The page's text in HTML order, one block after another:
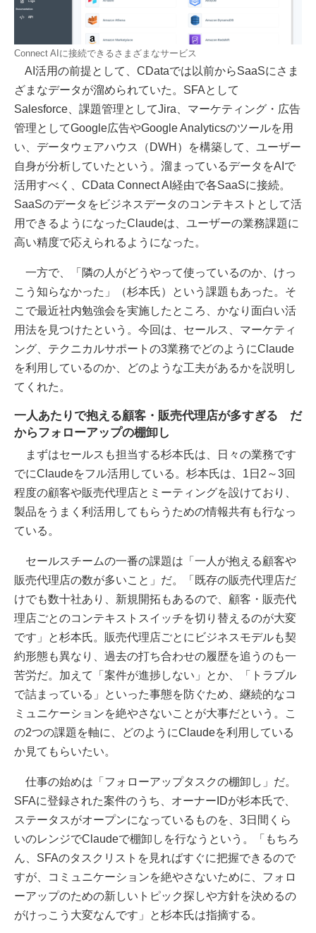
Connect AIに接続できるさまざまなサービス
AI活用の前提として、CDataでは以前からSaaSにさま
ざまなデータが溜められていた。SFAとして
Salesforce、課題管理としてJira、マーケティング・広告
管理としてGoogle広告やGoogle Analyticsのツールを用
い、データウェアハウス（DWH）を構築して、ユーザー
自身が分析していたという。溜まっているデータをAIで
活用すべく、CData Connect AI経由で各SaaSに接続。
SaaSのデータをビジネスデータのコンテキストとして活
用できるようになったClaudeは、ユーザーの業務課題に
高い精度で応えられるようになった。
一方で、「隣の人がどうやって使っているのか、けっ
こう知らなかった」（杉本氏）という課題もあった。そ
こで最近社内勉強会を実施したところ、かなり面白い活
用法を見つけたという。今回は、セールス、マーケティ
ング、テクニカルサポートの3業務でどのようにClaude
を利用しているのか、どのような工夫があるかを説明し
てくれた。
一人あたりで抱える顧客・販売代理店が多すぎる だ
からフォローアップの棚卸し
まずはセールスも担当する杉本氏は、日々の業務です
でにClaudeをフル活用している。杉本氏は、1日2～3回
程度の顧客や販売代理店とミーティングを設けており、
製品をうまく利活用してもらうための情報共有も行なっ
ている。
セールスチームの一番の課題は「一人が抱える顧客や
販売代理店の数が多いこと」だ。「既存の販売代理店だ
けでも数十社あり、新規開拓もあるので、顧客・販売代
理店ごとのコンテキストスイッチを切り替えるのが大変
です」と杉本氏。販売代理店ごとにビジネスモデルも契
約形態も異なり、過去の打ち合わせの履歴を追うのも一
苦労だ。加えて「案件が進捗しない」とか、「トラブル
で詰まっている」といった事態を防ぐため、継続的なコ
ミュニケーションを絶やさないことが大事だという。こ
の2つの課題を軸に、どのようにClaudeを利用している
か見てもらいたい。
仕事の始めは「フォローアップタスクの棚卸し」だ。
SFAに登録された案件のうち、オーナーIDが杉本氏で、
ステータスがオープンになっているものを、3日間くら
いのレンジでClaudeで棚卸しを行なうという。「もちろ
ん、SFAのタスクリストを見ればすぐに把握できるので
すが、コミュニケーションを絶やさないために、フォロ
ーアップのための新しいトピック探しや方針を決めるの
がけっこう大変なんです」と杉本氏は指摘する。